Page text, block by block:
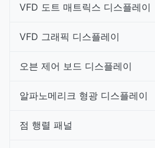
VFD 도트 매트릭스 디스플레이
VFD 그래픽 디스플레이
오븐 제어 보드 디스플레이
알파노메리크 형광 디스플레이
점 행렬 패널